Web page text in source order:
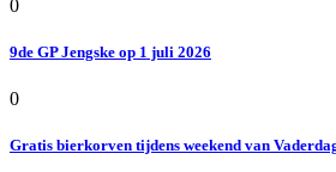
0
9de GP Jengske op 1 juli 2026
0
Gratis bierkorven tijdens weekend van